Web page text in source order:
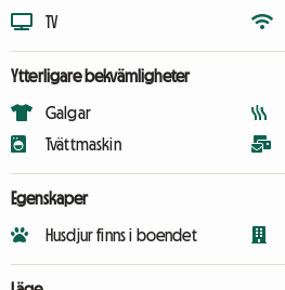
TV
Ytterligare bekvämligheter
Galgar
Tvättmaskin
Egenskaper
Husdjur finns i boendet